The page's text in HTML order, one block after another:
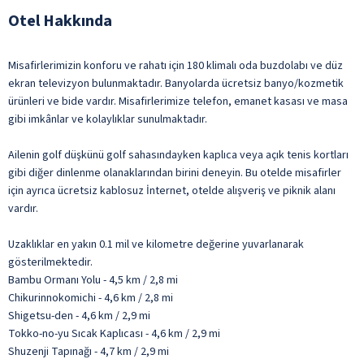
Otel Hakkında
Misafirlerimizin konforu ve rahatı için 180 klimalı oda buzdolabı ve düz
ekran televizyon bulunmaktadır. Banyolarda ücretsiz banyo/kozmetik
ürünleri ve bide vardır. Misafirlerimize telefon, emanet kasası ve masa
gibi imkânlar ve kolaylıklar sunulmaktadır.
Ailenin golf düşkünü golf sahasındayken kaplıca veya açık tenis kortları
gibi diğer dinlenme olanaklarından birini deneyin. Bu otelde misafirler
için ayrıca ücretsiz kablosuz İnternet, otelde alışveriş ve piknik alanı
vardır.
Uzaklıklar en yakın 0.1 mil ve kilometre değerine yuvarlanarak
gösterilmektedir.
Bambu Ormanı Yolu - 4,5 km / 2,8 mi
Chikurinnokomichi - 4,6 km / 2,8 mi
Shigetsu-den - 4,6 km / 2,9 mi
Tokko-no-yu Sıcak Kaplıcası - 4,6 km / 2,9 mi
Shuzenji Tapınağı - 4,7 km / 2,9 mi